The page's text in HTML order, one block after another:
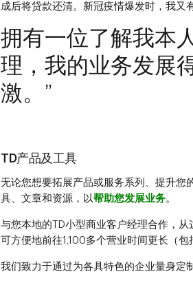
成后将贷款还清。新冠疫情爆发时，我又
拥有一位了解我本
理，我的业务发展
激。”
TD产品及工具
无论您想要拓展产品或服务系列、提升您
具、文章和资源，以帮助您发展业务。
与您本地的TD小型商业客户经理合作，
可方便地前往1,100多个营业时间更长（
我们致力于通过为各具特色的企业量身定